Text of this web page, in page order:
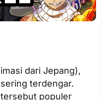
dari Jepang),
terdengar.
tersebut populer